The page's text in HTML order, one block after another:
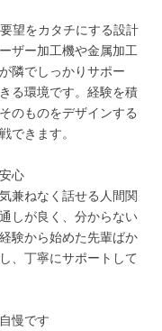
望をカタチにする設計
ザー加工機や金属加工
隣でしっかりサポー
る環境です。経験を積
のものをデザインする
できます。
心
兼ねなく話せる人間関
しが良く、分からない
験から始めた先輩ばか
、丁寧にサポートして
慢です